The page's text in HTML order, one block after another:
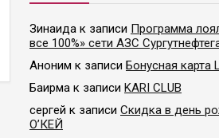
Зинаида к записи Программа
все 100%» сети АЗС
Аноним к записи Бонусная карта
Баирма к записи KARI CLUB
сергей к записи Скидка в день
О’КЕЙ